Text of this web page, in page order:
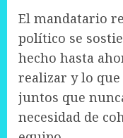
El mandatario
político se
hecho hasta
realizar y lo que
juntos que
necesidad de